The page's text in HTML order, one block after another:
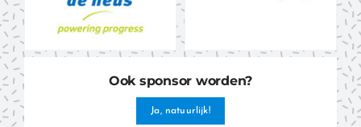
Ook sponsor worden?
Ja, natuurlijk!